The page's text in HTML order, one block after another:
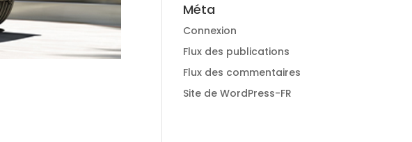
Méta
Connexion
Flux des publications
Flux des commentaires
Site de WordPress-FR